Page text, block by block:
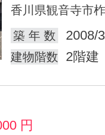
香川県観音寺市
築 年 数
2008/
建物階数 2階建
円